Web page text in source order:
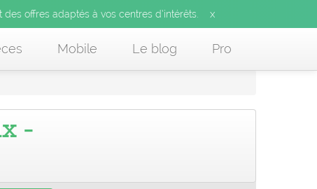
offres adaptés à vos centres d’intérêts. x
Mobile Le blog Pro
-